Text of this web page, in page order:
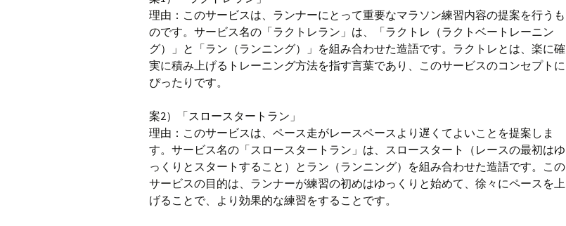
理由：このサービスは、ランナーにとって重要なマラソン練習内容の提案を行うも
のです。サービス名の「ラクトレラン」は、「ラクトレ（ラクトベートレーニン
グ）」と「ラン（ランニング）」を組み合わせた造語です。ラクトレとは、楽に確
実に積み上げるトレーニング方法を指す言葉であり、このサービスのコンセプトに
ぴったりです。
案2）「スロースタートラン」
理由：このサービスは、ペース走がレースペースより遅くてよいことを提案しま
す。サービス名の「スロースタートラン」は、スロースタート（レースの最初はゆ
っくりとスタートすること）とラン（ランニング）を組み合わせた造語です。この
サービスの目的は、ランナーが練習の初めはゆっくりと始めて、徐々にペースを上
げることで、より効果的な練習をすることです。